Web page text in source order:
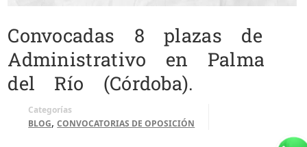
Convocadas 8 plazas de
Administrativo en Palma
del Río (Córdoba).
Categorías
BLOG,CONVOCATORIAS DE OPOSICIÓN